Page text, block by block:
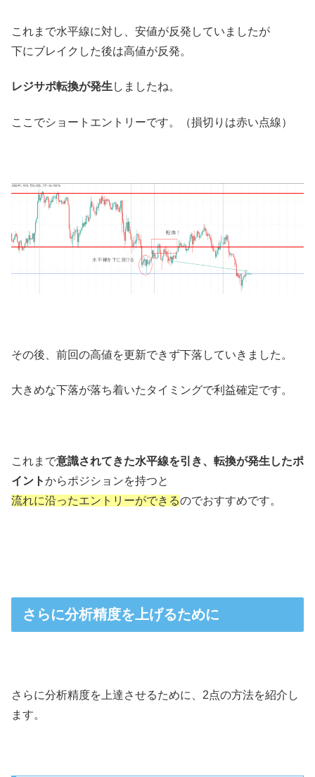
これまで水平線に対し、安値が反発していましたが
下にブレイクした後は高値が反発。
レジサポ転換が発生 しましたね。
ここでショートエントリーです。（損切りは赤い点線）
その後、前回の高値を更新できず下落していきました。
大きめな下落が落ち着いたタイミングで利益確定です。
これまで意識されてきた水平線を引き、転換が発生したポ
イントからポジションを持つと
流れに沿ったエントリーができるのでおすすめです。
さらに分析精度を上げるために
さらに分析精度を上達させるために、2点の方法を紹介し
ます。